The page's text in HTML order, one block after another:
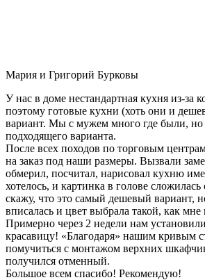
Мария и Григорий Бурковы
У нас в доме нестандартная кухня из-за
поэтому готовые кухни (хоть они и
вариант. Мы с мужем много где были,
подходящего варианта.
После всех походов по торговым
на заказ под наши размеры. Вызвали
обмерил, посчитал, нарисовал кухню
хотелось, и картинка в голове
скажу, что это самый дешевый вариант,
вписалась и цвет выбрала такой, как мне
Примерно через 2 недели нам
красавицу! «Благодаря» нашим кривым
помучиться с монтажом верхних
получился отменный.
Большое всем спасибо! Рекомендую!